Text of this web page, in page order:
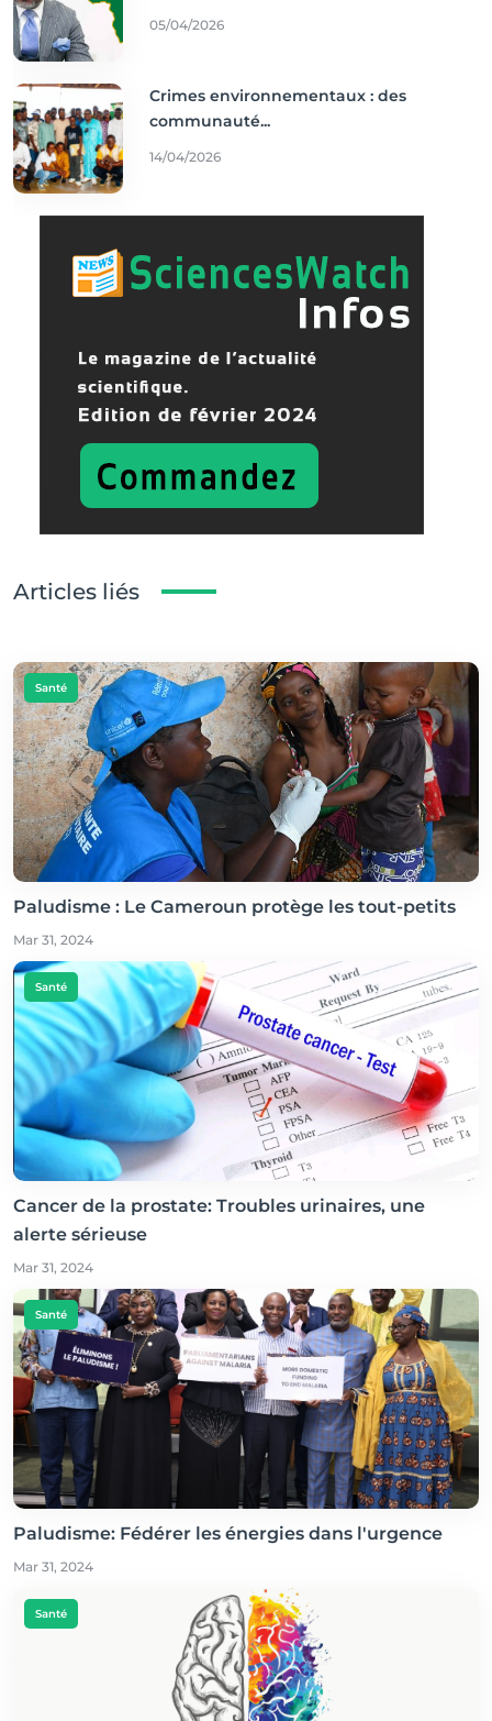
05/04/2026
Crimes environnementaux : des
communauté...
14/04/2026
Articles liés
Santé
Paludisme : Le Cameroun protège les tout-petits
Mar 31, 2024
Santé
Cancer de la prostate: Troubles urinaires, une
alerte sérieuse
Mar 31, 2024
Santé
Paludisme: Fédérer les énergies dans l'urgence
Mar 31, 2024
Santé